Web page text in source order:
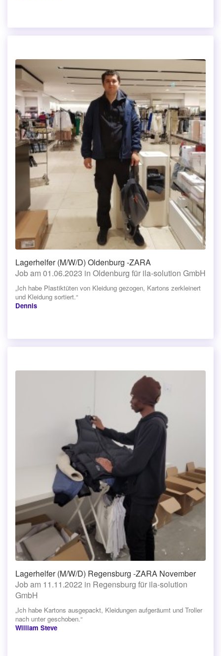
Lagerhelfer (M/W/D) Oldenburg -ZARA
Job am 01.06.2023 in Oldenburg für ila-solution GmbH
„Ich habe Plastiktüten von Kleidung gezogen, Kartons zerkleinert
und Kleidung sortiert.“
Dennis
Lagerhelfer (M/W/D) Regensburg -ZARA November
Job am 11.11.2022 in Regensburg für ila-solution
GmbH
„Ich habe Kartons ausgepackt, Kleidungen aufgeräumt und Troller
nach unter geschoben.“
William Steve